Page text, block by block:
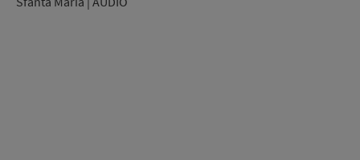
CONCURSURI